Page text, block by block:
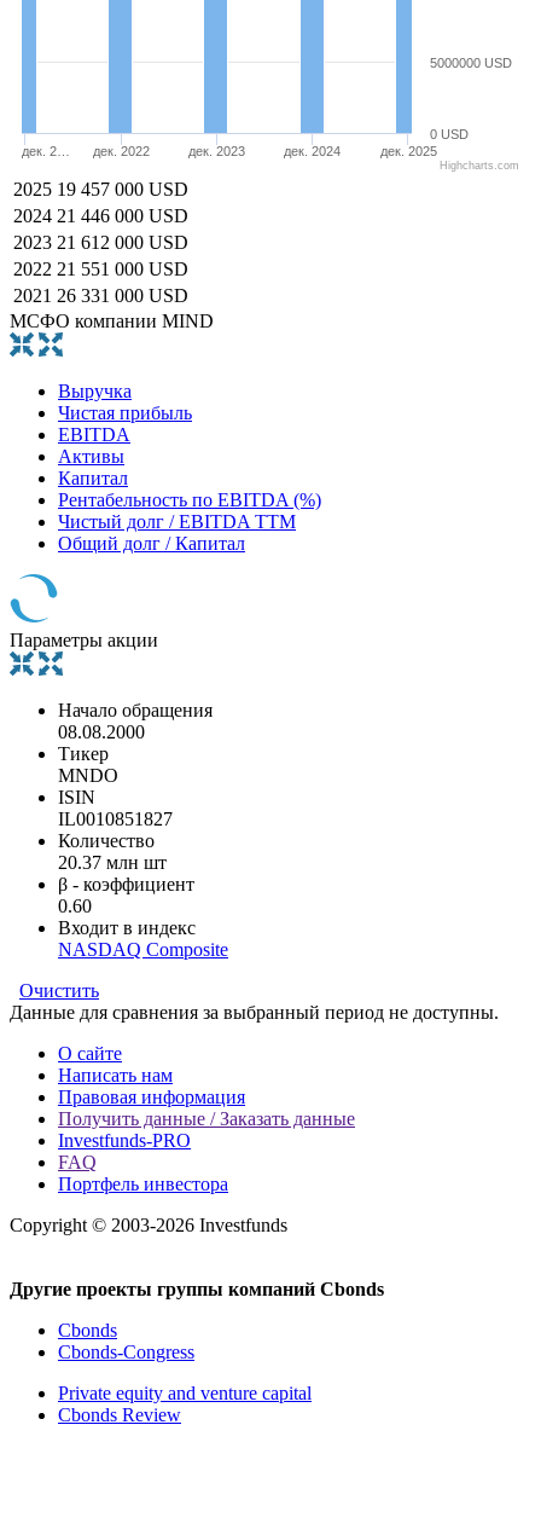
дек. 2… дек. 2022 дек. 2023 дек. 2024 дек. 2025
0 USD
5000000 USD
Highcharts.com
2025 19 457 000 USD
2024 21 446 000 USD
2023 21 612 000 USD
2022 21 551 000 USD
2021 26 331 000 USD
МСФО компании MIND
Выручка
Чистая прибыль
EBITDA
Активы
Капитал
Рентабельность по EBITDA (%)
Чистый долг / EBITDA TTM
Общий долг / Капитал
Параметры акции
Начало обращения
08.08.2000
Тикер
MNDO
ISIN
IL0010851827
Количество
20.37 млн шт
β - коэффициент
0.60
Входит в индекс
NASDAQ Composite
Очистить
Данные для сравнения за выбранный период не доступны.
О сайте
Написать нам
Правовая информация
Получить данные / Заказать данные
Investfunds-PRO
FAQ
Портфель инвестора
Copyright © 2003-2026 Investfunds
Другие проекты группы компаний Cbonds
Cbonds
Cbonds-Congress
Private equity and venture capital
Cbonds Review